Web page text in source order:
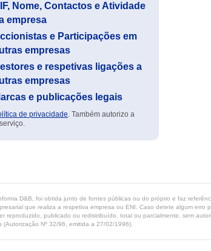
Nome, Contactos e Atividade
empresa
e Participações em
empresas
e respetivas ligações a
empresas
e publicações legais
de privacidade. Também autorizo a
D&B, foi obtida junto de fontes públicas ou do próprio e faz
que realiza a respetiva empresa ou ENI. Caso detete algum erro
publicado ou redistribuído, total ou parcialmente, sem
Nº 32/96, emitida a 27/02/1996).